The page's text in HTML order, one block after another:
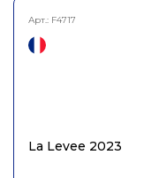
Арт.: F4717
La Levee 2023